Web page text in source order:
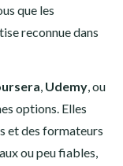
que les
reconnue dans
, Udemy, ou
options. Elles
et des formateurs
ou peu fiables,